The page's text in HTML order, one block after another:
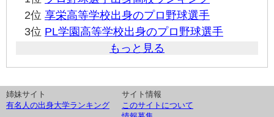
2位 享栄高等学校出身のプロ野球選手
3位 PL学園高等学校出身のプロ野球選手
もっと見る
姉妹サイト
有名人の出身大学ランキング
サイト情報
このサイトについて